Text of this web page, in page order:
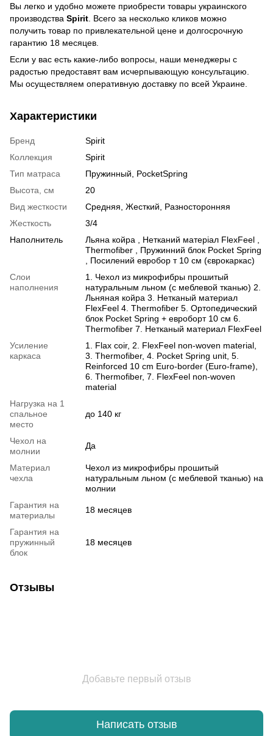
Вы легко и удобно можете приобрести товары украинского
производства Spirit . Всего за несколько кликов можно
получить товар по привлекательной цене и долгосрочную
гарантию 18 месяцев.
Если у вас есть какие-либо вопросы, наши менеджеры с
радостью предоставят вам исчерпывающую консультацию.
Мы осуществляем оперативную доставку по всей Украине.
Характеристики
Бренд
Spirit
Коллекция
Spirit
Тип матраса
Пружинный, PocketSpring
Высота, см
20
Вид жесткости
Средняя, Жесткий, Разносторонняя
Жесткость
3/4
Наполнитель
Льяна койра , Нетканий матеріал FlexFeel ,
Thermofiber , Пружинний блок Pocket Spring
, Посилений евробор т 10 см (єврокаркас)
Слои
наполнения
1. Чехол из микрофибры прошитый
натуральным льном (с меблевой тканью) 2.
Льняная койра 3. Нетканый материал
FlexFeel 4. Thermofiber 5. Ортопедический
блок Pocket Spring + евроборт 10 см 6.
Thermofiber 7. Нетканый материал FlexFeel
Усиление
каркаса
1. Flax coir, 2. FlexFeel non-woven material,
3. Thermofiber, 4. Pocket Spring unit, 5.
Reinforced 10 cm Euro-border (Euro-frame),
6. Thermofiber, 7. FlexFeel non-woven
material
Нагрузка на 1
спальное
место
до 140 кг
Чехол на
молнии
Да
Материал
чехла
Чехол из микрофибры прошитый
натуральным льном (с меблевой тканью) на
молнии
Гарантия на
материалы
18 месяцев
Гарантия на
пружинный
блок
18 месяцев
Отзывы
Добавьте первый отзыв
Написать отзыв